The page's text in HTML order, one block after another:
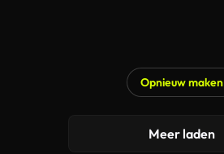
Opnieuw maken
Meer laden